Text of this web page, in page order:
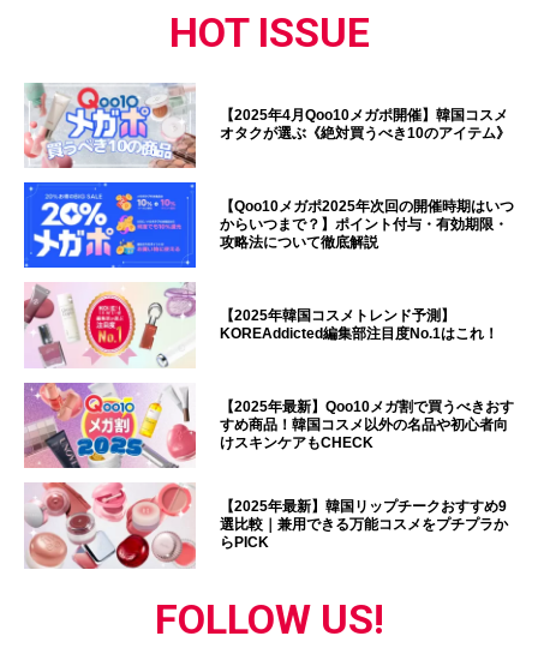
HOT ISSUE
【2025年4月Qoo10メガポ開催】韓国コスメ
オタクが選ぶ《絶対買うべき10のアイテム》
【Qoo10メガポ2025年次回の開催時期はいつ
からいつまで？】ポイント付与・有効期限・
攻略法について徹底解説
【2025年韓国コスメトレンド予測】
KOREAddicted編集部注目度No.1はこれ！
【2025年最新】Qoo10メガ割で買うべきおす
すめ商品！韓国コスメ以外の名品や初心者向
けスキンケアもCHECK
【2025年最新】韓国リップチークおすすめ9
選比較｜兼用できる万能コスメをプチプラか
らPICK
FOLLOW US!